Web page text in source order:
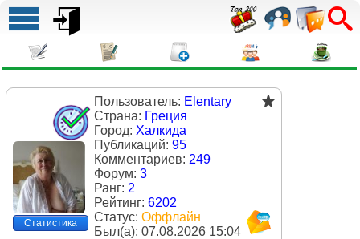
Статистика
Пользователь: Elentary
Страна: Греция
Город: Халкида
Публикаций: 95
Комментариев: 249
Форум: 3
Ранг: 2
Рейтинг: 6202
Статус: Оффлайн
Был(a): 07.08.2026 15:04